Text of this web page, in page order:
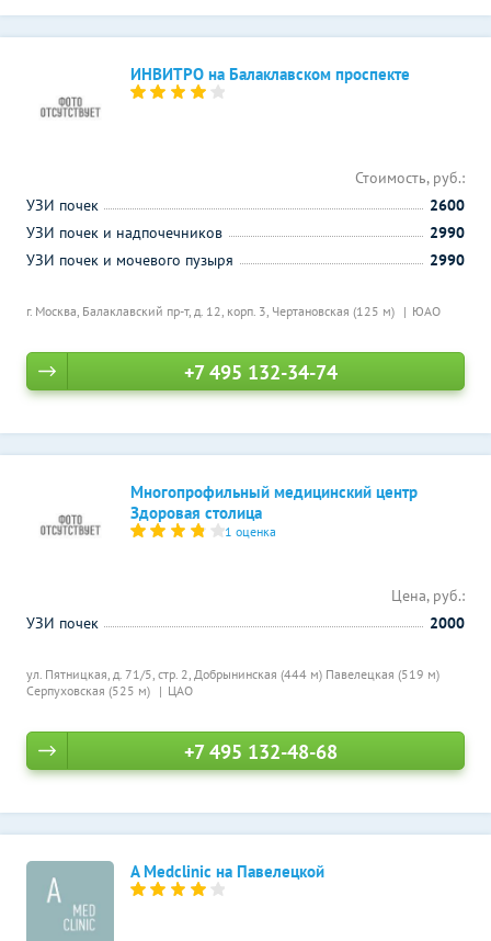
ИНВИТРО на Балаклавском проспекте
г. Москва, Балаклавский пр-т, д. 12, корп. 3, Чертановская (125 м) ЮАО
Стоимость, руб.:
УЗИ почек
2600
УЗИ почек и надпочечников
2990
УЗИ почек и мочевого пузыря
2990
+7 495 132-34-74
Многопрофильный медицинский центр
Здоровая столица
1 оценка
ул. Пятницкая, д. 71/5, стр. 2, Добрынинская (444 м) Павелецкая (519 м)
Серпуховская (525 м)
ЦАО
Цена, руб.:
УЗИ почек
2000
+7 495 132-48-68
A Medclinic на Павелецкой